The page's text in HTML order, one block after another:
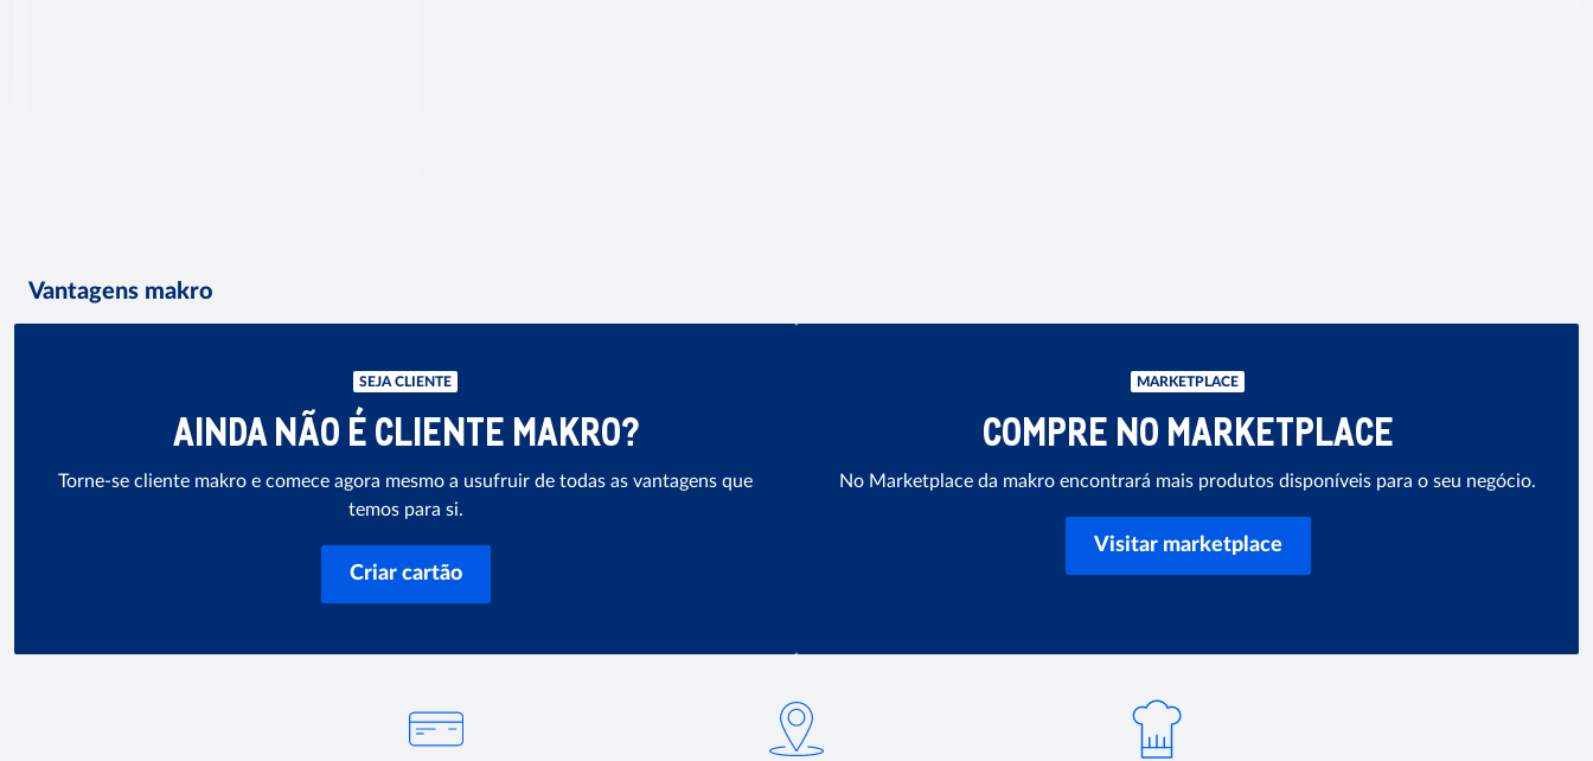
Vantagens makro
SEJA CLIENTE
AINDA NÃO É CLIENTE MAKRO?
Torne-se cliente makro e comece agora mesmo a usufruir de todas as vantagens que
temos para si.
Criar cartão
MARKETPLACE
COMPRE NO MARKETPLACE
No Marketplace da makro encontrará mais produtos disponíveis para o seu negócio.
Visitar marketplace